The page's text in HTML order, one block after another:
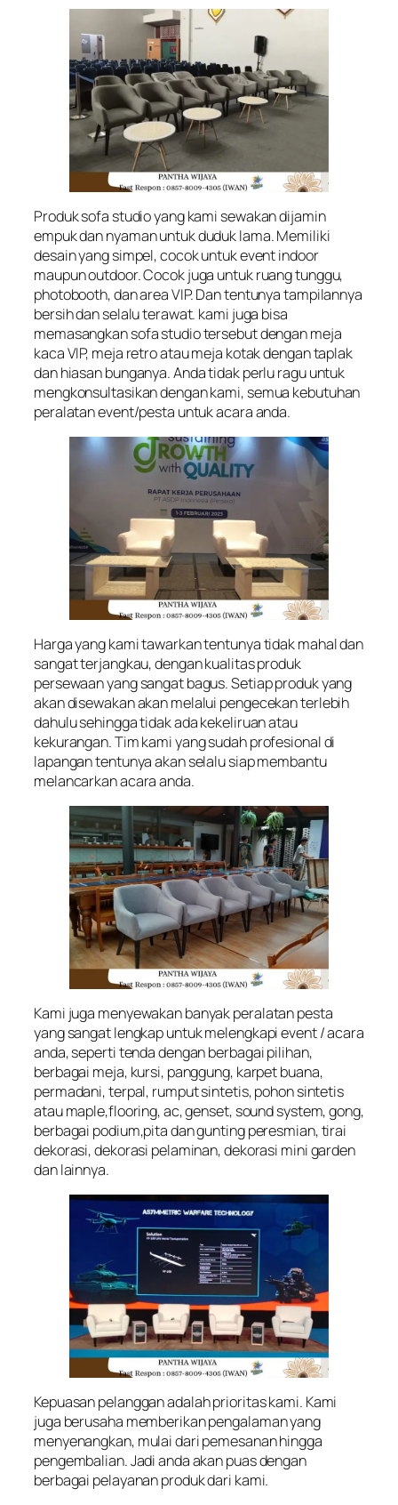
Produk sofa studio yang kami sewakan dijamin
empuk dan nyaman untuk duduk lama. Memiliki
desain yang simpel, cocok untuk event indoor
maupun outdoor. Cocok juga untuk ruang tunggu,
photobooth, dan area VIP. Dan tentunya tampilannya
bersih dan selalu terawat. kami juga bisa
memasangkan sofa studio tersebut dengan meja
kaca VIP, meja retro atau meja kotak dengan taplak
dan hiasan bunganya. Anda tidak perlu ragu untuk
mengkonsultasikan dengan kami, semua kebutuhan
peralatan event/pesta untuk acara anda.
Harga yang kami tawarkan tentunya tidak mahal dan
sangat terjangkau, dengan kualitas produk
persewaan yang sangat bagus. Setiap produk yang
akan disewakan akan melalui pengecekan terlebih
dahulu sehingga tidak ada kekeliruan atau
kekurangan. Tim kami yang sudah profesional di
lapangan tentunya akan selalu siap membantu
melancarkan acara anda.
Kami juga menyewakan banyak peralatan pesta
yang sangat lengkap untuk melengkapi event / acara
anda, seperti tenda dengan berbagai pilihan,
berbagai meja, kursi, panggung, karpet buana,
permadani, terpal, rumput sintetis, pohon sintetis
atau maple,flooring, ac, genset, sound system, gong,
berbagai podium,pita dan gunting peresmian, tirai
dekorasi, dekorasi pelaminan, dekorasi mini garden
dan lainnya.
Kepuasan pelanggan adalah prioritas kami. Kami
juga berusaha memberikan pengalaman yang
menyenangkan, mulai dari pemesanan hingga
pengembalian. Jadi anda akan puas dengan
berbagai pelayanan produk dari kami.